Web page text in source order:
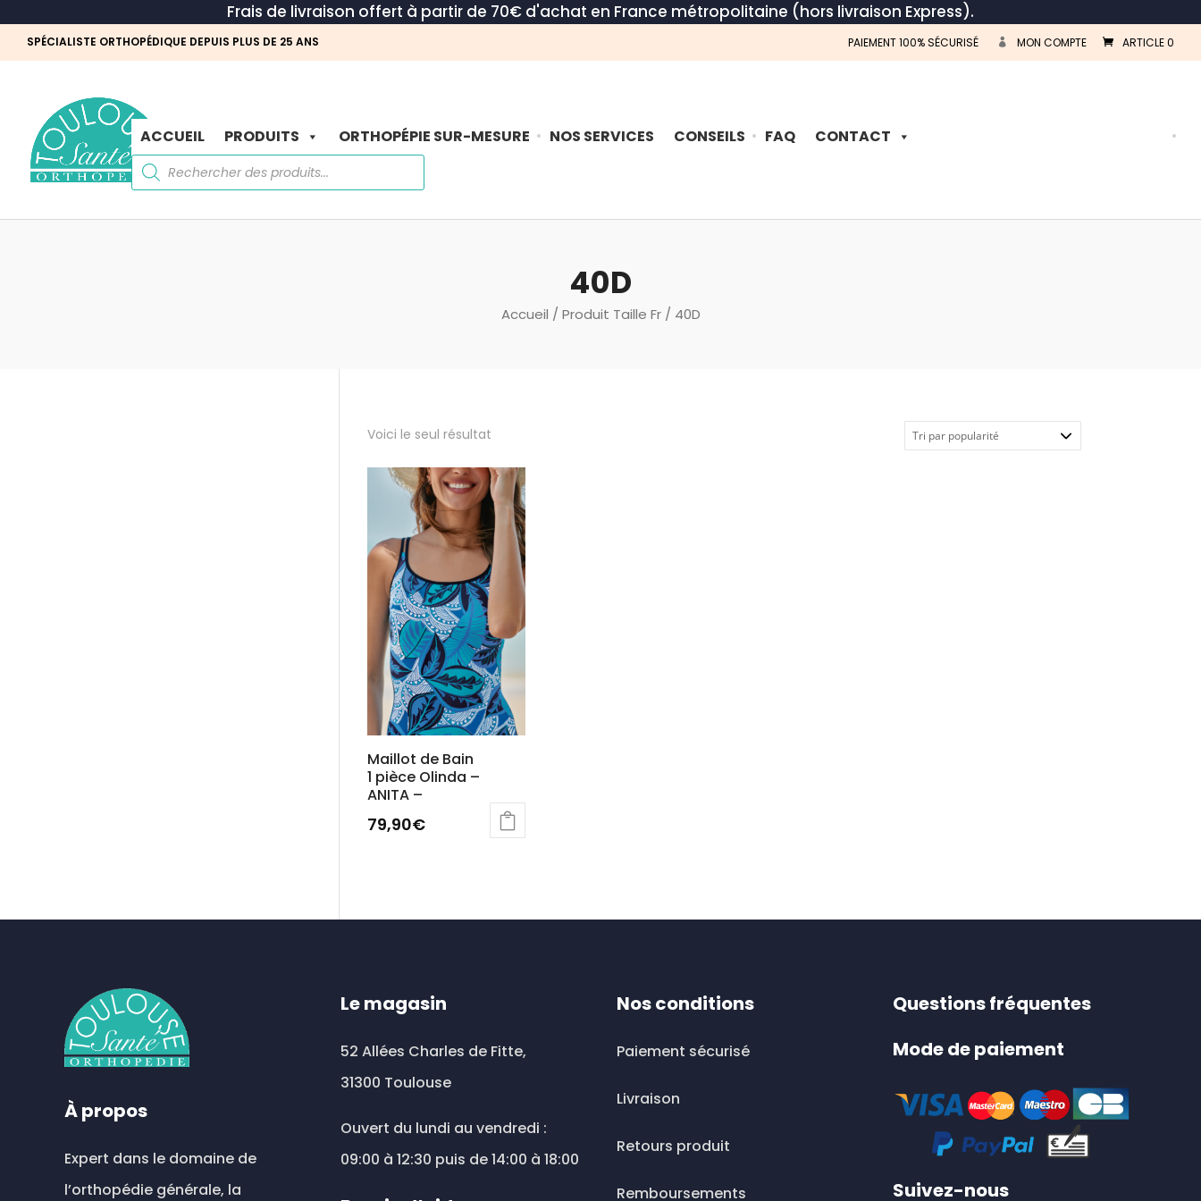
Frais de livraison offert à partir de 70€ d'achat en France métropolitaine (hors livraison Express).
SPÉCIALISTE ORTHOPÉDIQUE DEPUIS PLUS DE 25 ANS PAIEMENT 100% SÉCURISÉ MON COMPTE ARTICLE 0
ACCUEIL PRODUITS ORTHOPÉPIE SUR-MESURE NOS SERVICES CONSEILS FAQ CONTACT
Recherche
de
produits
Recherche
40D
Accueil / Produit Taille Fr / 40D
Voici le seul résultat
Maillot de Bain
1 pièce Olinda –
ANITA –
79,90€
À propos
Expert dans le domaine de
l’orthopédie générale, la
Le magasin
52 Allées Charles de Fitte,
31300 Toulouse
Ouvert du lundi au vendredi :
09:00 à 12:30 puis de 14:00 à 18:00
Nos conditions
Paiement sécurisé
Livraison
Retours produit
Remboursements
Questions fréquentes
Mode de paiement
Suivez-nous